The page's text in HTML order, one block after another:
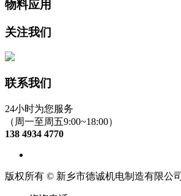
物料应用
关注我们
联系我们
24小时为您服务
（周一至周五9:00~18:00）
138 4934 4770
版权所有 © 新乡市德诚机电制造有限